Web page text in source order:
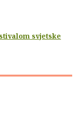
svjetske